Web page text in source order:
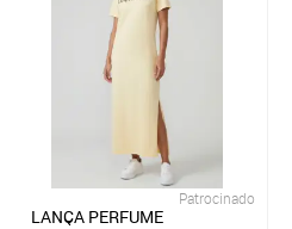
Patrocinado
LANÇA PERFUME